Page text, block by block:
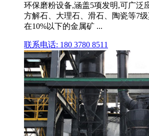
环保磨粉设备,涵盖5项发明,可广泛
方解石、大理石、滑石、陶瓷等7
在10%以下的金属矿 ...
联系电话: 180 3780 8511